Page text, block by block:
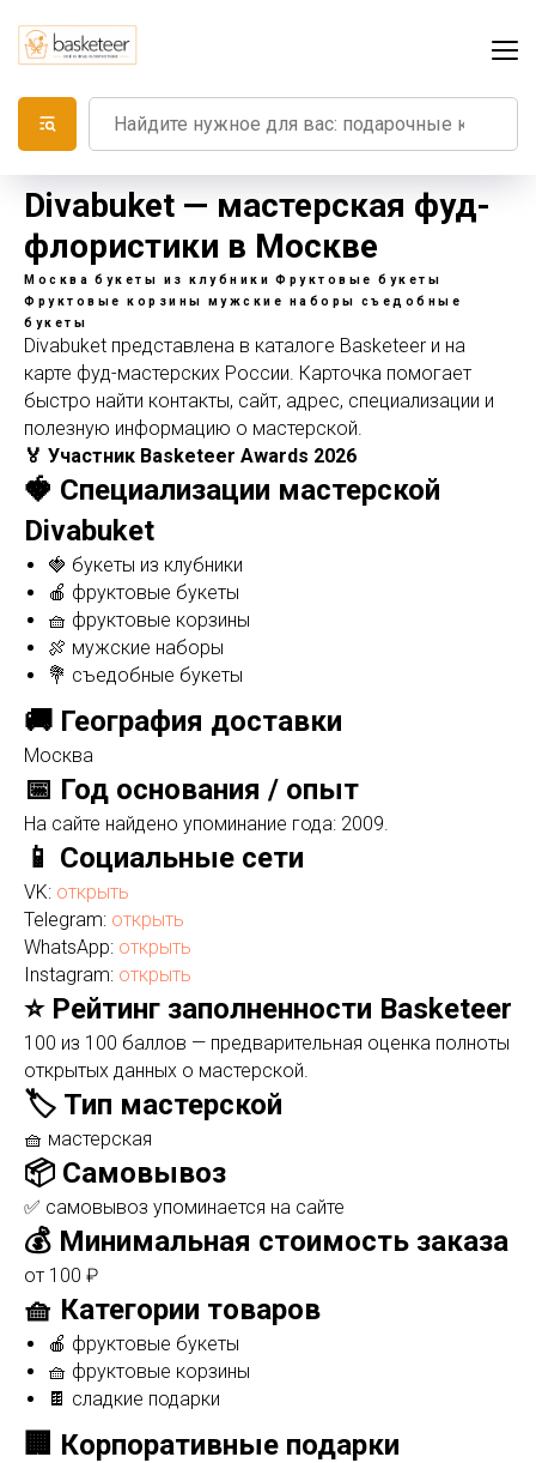
Divabuket — мастерская фуд-
флористики в Москве
Москва букеты из клубники Фруктовые букеты
Фруктовые корзины
мужские наборы
съедобные
букеты
Divabuket представлена в каталоге Basketeer и на
карте фуд-мастерских России. Карточка помогает
быстро найти контакты, сайт, адрес, специализации и
полезную информацию о мастерской.
🏅 Участник Basketeer Awards 2026
🍓 Специализации мастерской
Divabuket
🍓 букеты из клубники
🍎 фруктовые букеты
🧺 фруктовые корзины
🍖 мужские наборы
💐 съедобные букеты
🚚 География доставки
Москва
📅 Год основания / опыт
На сайте найдено упоминание года: 2009.
📱 Социальные сети
VK: открыть
Telegram: открыть
WhatsApp: открыть
Instagram: открыть
⭐ Рейтинг заполненности Basketeer
100 из 100 баллов — предварительная оценка полноты
открытых данных о мастерской.
🏷️ Тип мастерской
🧺 мастерская
📦 Самовывоз
✅ самовывоз упоминается на сайте
💰 Минимальная стоимость заказа
от 100 ₽
🧺 Категории товаров
🍎 фруктовые букеты
🧺 фруктовые корзины
🍫 сладкие подарки
🏢 Корпоративные подарки